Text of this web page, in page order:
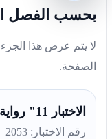
بحسب الفصل
لا يتم عرض هذا الجزء
الصفحة.
الاختبار 11" رواية أحلام ليبل السعيدة"
رقم الاختبار: 2053